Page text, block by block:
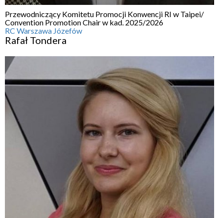
Przewodniczący Komitetu Promocji Konwencji RI w Taipei/
Convention Promotion Chair w kad. 2025/2026
RC Warszawa Józefów
Rafał Tondera